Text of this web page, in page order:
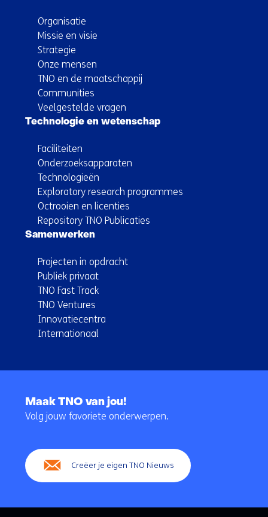
Organisatie
Missie en visie
Strategie
Onze mensen
TNO en de maatschappij
Communities
Veelgestelde vragen
Technologie en wetenschap
Faciliteiten
Onderzoeksapparaten
Technologieën
Exploratory research programmes
Octrooien en licenties
Repository TNO Publicaties
Samenwerken
Projecten in opdracht
Publiek privaat
TNO Fast Track
TNO Ventures
Innovatiecentra
Internationaal
navigatie
Maak TNO van jou!
Volg jouw favoriete onderwerpen.
Creëer je eigen TNO Nieuws